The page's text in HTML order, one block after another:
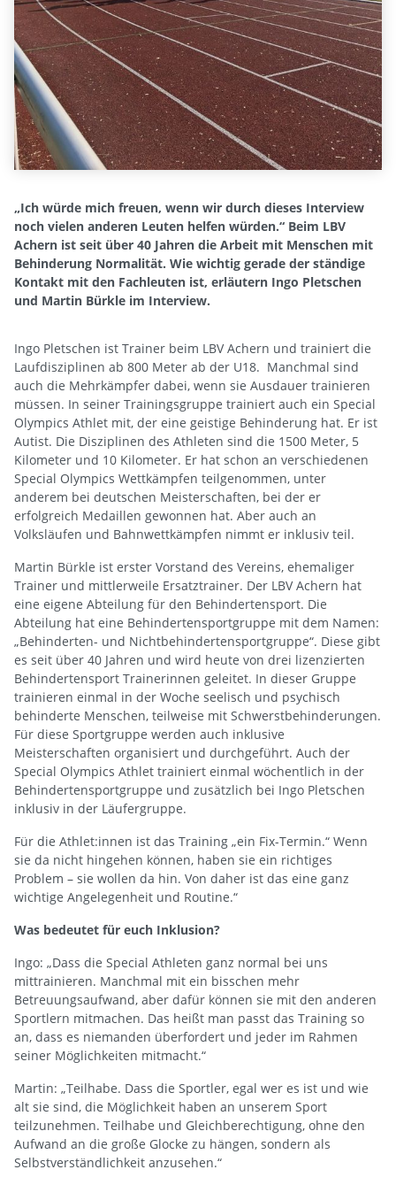
„Ich würde mich freuen, wenn wir durch dieses Interview
noch vielen anderen Leuten helfen würden.“ Beim LBV
Achern ist seit über 40 Jahren die Arbeit mit Menschen mit
Behinderung Normalität. Wie wichtig gerade der ständige
Kontakt mit den Fachleuten ist, erläutern Ingo Pletschen
und Martin Bürkle im Interview.
Ingo Pletschen ist Trainer beim LBV Achern und trainiert die
Laufdisziplinen ab 800 Meter ab der U18. Manchmal sind
auch die Mehrkämpfer dabei, wenn sie Ausdauer trainieren
müssen. In seiner Trainingsgruppe trainiert auch ein Special
Olympics Athlet mit, der eine geistige Behinderung hat. Er ist
Autist. Die Disziplinen des Athleten sind die 1500 Meter, 5
Kilometer und 10 Kilometer. Er hat schon an verschiedenen
Special Olympics Wettkämpfen teilgenommen, unter
anderem bei deutschen Meisterschaften, bei der er
erfolgreich Medaillen gewonnen hat. Aber auch an
Volksläufen und Bahnwettkämpfen nimmt er inklusiv teil.
Martin Bürkle ist erster Vorstand des Vereins, ehemaliger
Trainer und mittlerweile Ersatztrainer. Der LBV Achern hat
eine eigene Abteilung für den Behindertensport. Die
Abteilung hat eine Behindertensportgruppe mit dem Namen:
„Behinderten- und Nichtbehindertensportgruppe“. Diese gibt
es seit über 40 Jahren und wird heute von drei lizenzierten
Behindertensport Trainerinnen geleitet. In dieser Gruppe
trainieren einmal in der Woche seelisch und psychisch
behinderte Menschen, teilweise mit Schwerstbehinderungen.
Für diese Sportgruppe werden auch inklusive
Meisterschaften organisiert und durchgeführt. Auch der
Special Olympics Athlet trainiert einmal wöchentlich in der
Behindertensportgruppe und zusätzlich bei Ingo Pletschen
inklusiv in der Läufergruppe.
Für die Athlet:innen ist das Training „ein Fix-Termin.“ Wenn
sie da nicht hingehen können, haben sie ein richtiges
Problem – sie wollen da hin. Von daher ist das eine ganz
wichtige Angelegenheit und Routine.“
Was bedeutet für euch Inklusion?
Ingo: „Dass die Special Athleten ganz normal bei uns
mittrainieren. Manchmal mit ein bisschen mehr
Betreuungsaufwand, aber dafür können sie mit den anderen
Sportlern mitmachen. Das heißt man passt das Training so
an, dass es niemanden überfordert und jeder im Rahmen
seiner Möglichkeiten mitmacht.“
Martin: „Teilhabe. Dass die Sportler, egal wer es ist und wie
alt sie sind, die Möglichkeit haben an unserem Sport
teilzunehmen. Teilhabe und Gleichberechtigung, ohne den
Aufwand an die große Glocke zu hängen, sondern als
Selbstverständlichkeit anzusehen.“